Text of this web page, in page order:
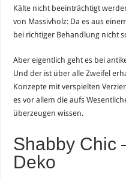
Kälte nicht beeinträchtigt
von Massivholz: Da es aus
bei richtiger Behandlung nicht
Aber eigentlich geht es bei
Und der ist über alle Zweifel
Konzepte mit verspielten
es vor allem die aufs
überzeugen wissen.
Shabby Chic
Deko